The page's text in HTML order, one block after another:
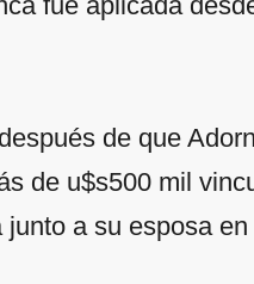
de que
de u$s500 mil
a su esposa